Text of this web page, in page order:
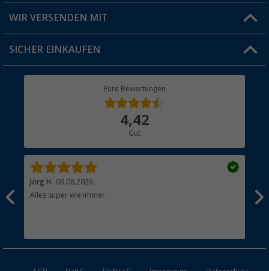
Jobs & Karriere
Versandinformationen
Rücksendung
WIR VERSENDEN MIT
SICHER EINKAUFEN
Eure Bewertungen
4,42
Gut
Jörg H. 08.08.2026
Alles super wie immer